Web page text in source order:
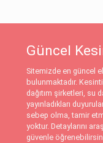
Güncel
Sitemizde en güncel
bulunmaktadır.
dağıtım şirketleri, su
yayınladıkları
sebep olma, tamir
yoktur. Detaylarını
güvenle